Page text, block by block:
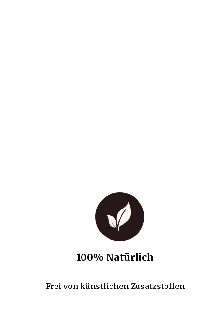
100% Natürlich
Frei von künstlichen Zusatzstoffen